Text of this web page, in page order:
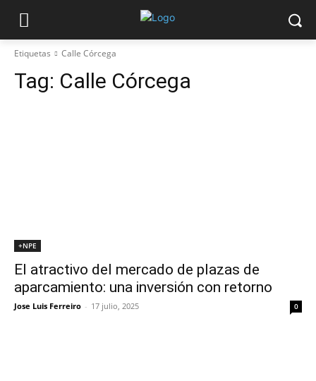
Etiquetas Calle Córcega
Tag: Calle Córcega
+NPE
El atractivo del mercado de plazas de
aparcamiento: una inversión con retorno
Jose Luis Ferreiro - 17 julio, 2025 0